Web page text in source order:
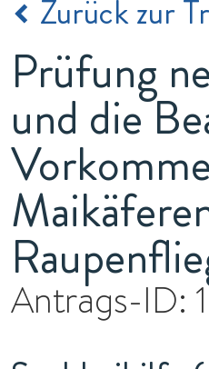
Zurück zur
Prüfung
und die
Antrags-ID: